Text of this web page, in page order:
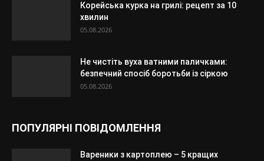
Корейська курка на грилі: рецепт за 10
хвилин
05.08.2026
Не чистіть вуха ватними паличками:
безпечний спосіб боротьби із сіркою
05.08.2026
ПОПУЛЯРНІ ПОВІДОМЛЕННЯ
Вареники з картоплею – 5 кращих